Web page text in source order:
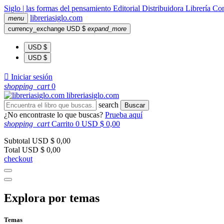
Siglo | las formas del pensamiento Editorial Distribuidora Librería
menu libreriasiglo.com
currency_exchange USD $ expand_more
USD $
USD $
 Iniciar sesión
shopping_cart 0
libreriasiglo.com
search
Buscar
¿No encontraste lo que buscas? Prueba aquí
shopping_cart Carrito 0 USD $ 0,00
Subtotal USD $ 0,00
Total USD $ 0,00
checkout
Explora por temas
Temas